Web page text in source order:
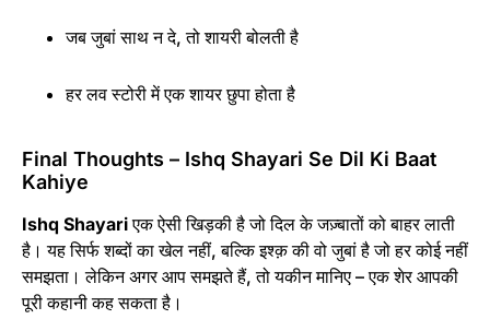
जब जुबां साथ न दे, तो शायरी बोलती है
हर लव स्टोरी में एक शायर छुपा होता है
Final Thoughts – Ishq Shayari Se Dil Ki Baat
Kahiye
Ishq Shayariएक ऐसी खिड़की है जो दिल के जज़्बातों को बाहर लाती
है। यह सिर्फ शब्दों का खेल नहीं, बल्कि इश्क़ की वो जुबां है जो हर कोई नहीं
समझता। लेकिन अगर आप समझते हैं, तो यकीन मानिए – एक शेर आपकी
पूरी कहानी कह सकता है।